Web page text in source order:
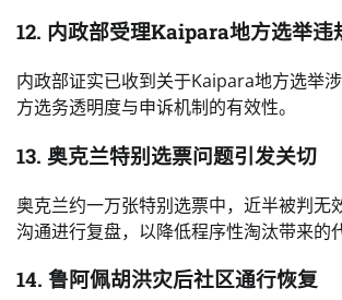
12. 内政部受理Kaipara地方选举违
内政部证实已收到关于Kaipara地方选举
方选务透明度与申诉机制的有效性。
13. 奥克兰特别选票问题引发关切
奥克兰约一万张特别选票中，近半被判
沟通进行复盘，以降低程序性淘汰带来的
14. 鲁阿佩胡洪灾后社区通行恢复